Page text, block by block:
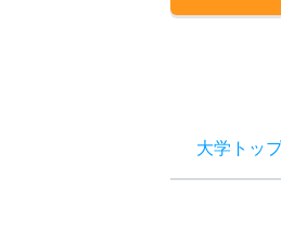
大学トッ